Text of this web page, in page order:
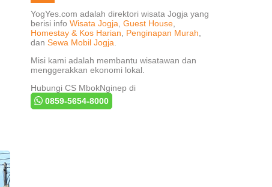
YogYes.com adalah direktori wisata Jogja yang
berisi info Wisata Jogja Guest House
Homestay & Kos Harian
Penginapan Murah
dan Sewa Mobil Jogja
Misi kami adalah membantu wisatawan dan
menggerakkan ekonomi lokal.
Hubungi CS MbokNginep di
0859-5654-8000